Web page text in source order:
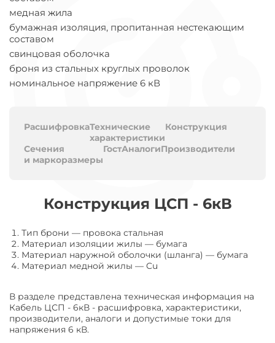
медная жила
бумажная изоляция, пропитанная нестекающим
составом
свинцовая оболочка
броня из стальных круглых проволок
номинальное напряжение 6 кВ
РасшифровкаТехнические
характеристики
Конструкция
Сечения
и маркоразмеры
ГостАналогиПроизводители
Конструкция ЦСП - 6кВ
Тип брони — провока стальная
Материал изоляции жилы — бумага
Материал наружной оболочки (шланга) — бумага
Материал медной жилы — Cu
В разделе представлена техническая информация на
Кабель ЦСП - 6кВ - расшифровка, характеристики,
производители, аналоги и допустимые токи для
напряжения 6 кВ.